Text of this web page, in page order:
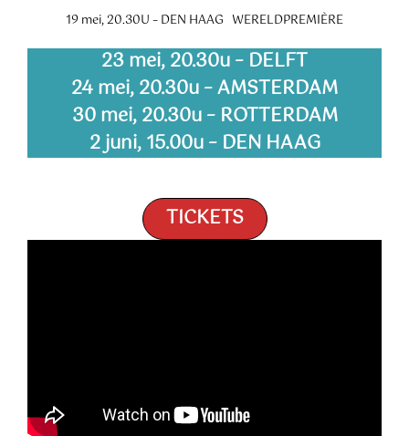
19 mei, 20.30U – DEN HAAG WERELDPREMIÈRE
23 mei, 20.30u – DELFT
24 mei, 20.30u – AMSTERDAM
30 mei, 20.30u – ROTTERDAM
2 juni, 15.00u – DEN HAAG
TICKETS